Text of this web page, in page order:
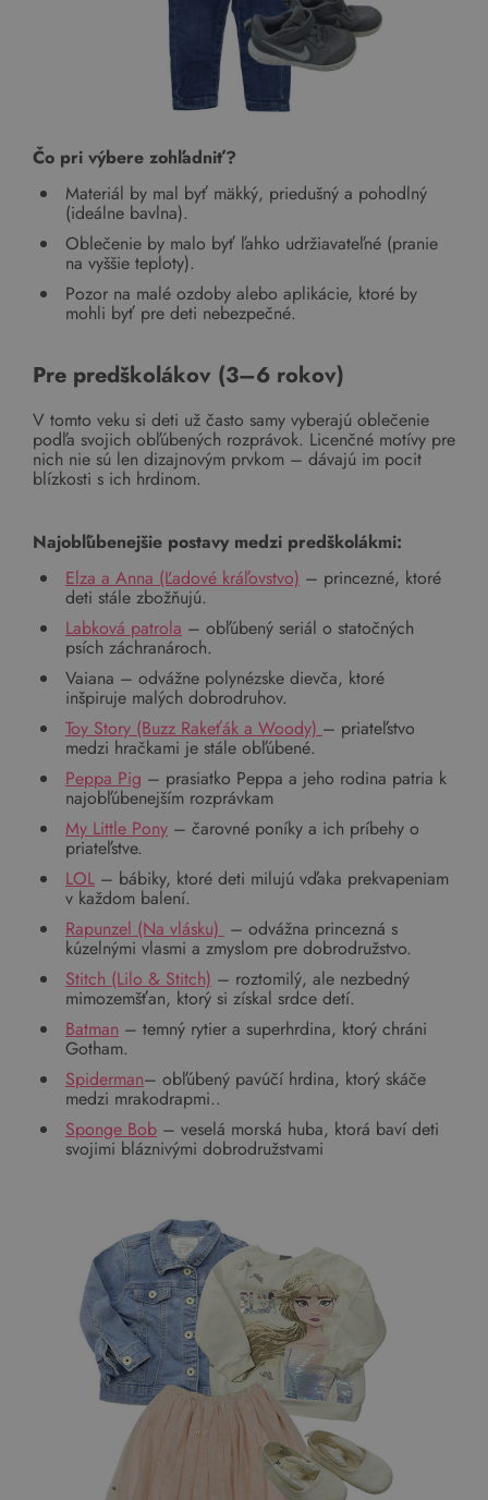
Čo pri výbere zohľadniť?
Materiál by mal byť mäkký, priedušný a pohodlný
(ideálne bavlna).
Oblečenie by malo byť ľahko udržiavateľné (pranie
na vyššie teploty).
Pozor na malé ozdoby alebo aplikácie, ktoré by
mohli byť pre deti nebezpečné.
Pre predškolákov (3–6 rokov)
V tomto veku si deti už často samy vyberajú oblečenie
podľa svojich obľúbených rozprávok. Licenčné motívy pre
nich nie sú len dizajnovým prvkom – dávajú im pocit
blízkosti s ich hrdinom.
Najobľúbenejšie postavy medzi predškolákmi:
Elza a Anna (Ľadové kráľovstvo) – princezné, ktoré
deti stále zbožňujú.
Labková patrola – obľúbený seriál o statočných
psích záchranároch.
Vaiana – odvážne polynézske dievča, ktoré
inšpiruje malých dobrodruhov.
Toy Story (Buzz Rakeťák a Woody) – priateľstvo
medzi hračkami je stále obľúbené.
Peppa Pig – prasiatko Peppa a jeho rodina patria k
najobľúbenejším rozprávkam
My Little Pony – čarovné poníky a ich príbehy o
priateľstve.
LOL – bábiky, ktoré deti milujú vďaka prekvapeniam
v každom balení.
Rapunzel (Na vlásku) – odvážna princezná s
kúzelnými vlasmi a zmyslom pre dobrodružstvo.
Stitch (Lilo & Stitch) – roztomilý, ale nezbedný
mimozemšťan, ktorý si získal srdce detí.
Batman – temný rytier a superhrdina, ktorý chráni
Gotham.
Spiderman– obľúbený pavúčí hrdina, ktorý skáče
medzi mrakodrapmi..
Sponge Bob – veselá morská huba, ktorá baví deti
svojimi bláznivými dobrodružstvami